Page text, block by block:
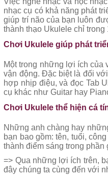
nhạc cụ có khả năng phát
giúp trí não của bạn luôn
thành thạo Ukulele chỉ trong
Chơi Ukulele giúp phát
Một trong những lợi ích của
vận động. Đặc biệt là đối
hợp nhịp điệu, và đọc Tab
cụ khác như Guitar hay
Chơi Ukulele thể hiện cá
Những anh chàng hay
bạn bao gồm: tên, tuổi,
thành điểm sáng trong
=> Qua những lợi ích trên,
đây chúng ta cùng đến với